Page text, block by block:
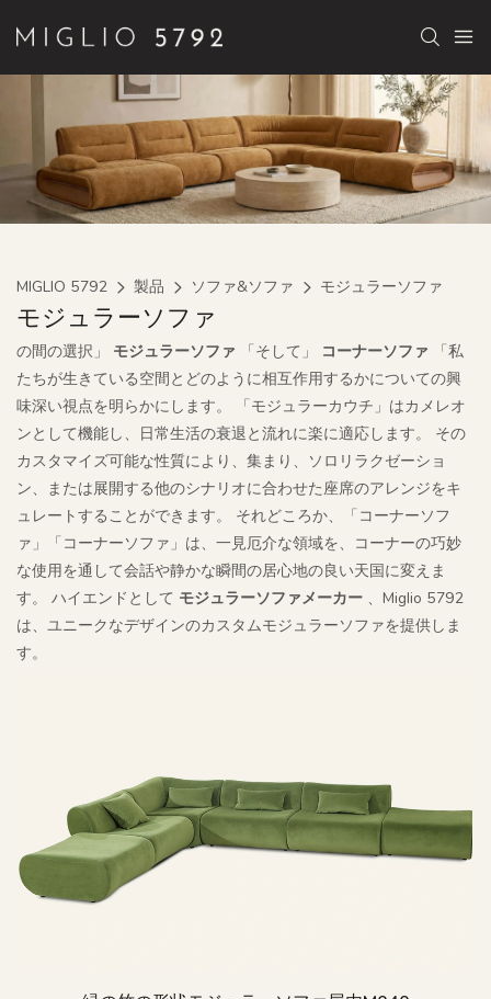
MIGLIO 5792 製品 ソファ&ソファ モジュラーソファ
モジュラーソファ
の間の選択」 モジュラーソファ 「そして」 コーナーソファ
「私
たちが生きている空間とどのように相互作用するかについての興
味深い視点を明らかにします。 「モジュラーカウチ」はカメレオ
ンとして機能し、日常生活の衰退と流れに楽に適応します。 その
カスタマイズ可能な性質により、集まり、ソロリラクゼーショ
ン、または展開する他のシナリオに合わせた座席のアレンジをキ
ュレートすることができます。 それどころか、「コーナーソフ
ァ」「コーナーソファ」は、一見厄介な領域を、コーナーの巧妙
な使用を通して会話や静かな瞬間の居心地の良い天国に変えま
す。 ハイエンドとして モジュラーソファメーカー 、Miglio 5792
は、ユニークなデザインのカスタムモジュラーソファを提供しま
す。